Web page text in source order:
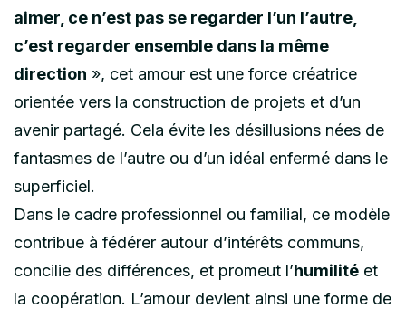
aimer, ce n’est pas se regarder l’un l’autre,
c’est regarder ensemble dans la même
direction », cet amour est une force créatrice
orientée vers la construction de projets et d’un
avenir partagé. Cela évite les désillusions nées de
fantasmes de l’autre ou d’un idéal enfermé dans le
superficiel.
Dans le cadre professionnel ou familial, ce modèle
contribue à fédérer autour d’intérêts communs,
concilie des différences, et promeut l’humilité et
la coopération. L’amour devient ainsi une forme de